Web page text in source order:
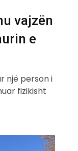
vajzën
e
një person i
fizikisht